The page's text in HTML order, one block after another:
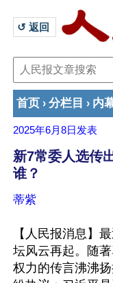
↺ 返回
首页 › 分栏目 › 内
2025年6月8日 发表
新7常委人选传
谁？
蒂紫
【人民报消息】
坛风云再起。随
权力的传言沸沸